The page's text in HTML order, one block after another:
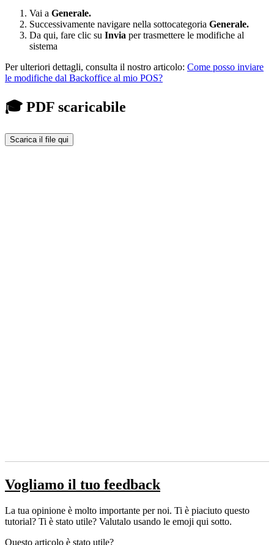
Vai a Generale.
Successivamente navigare nella sottocategoria Generale.
Da qui, fare clic su Invia per trasmettere le modifiche al
sistema
Per ulteriori dettagli, consulta il nostro articolo: Come posso inviare
le modifiche dal Backoffice al mio POS?
🎓 PDF scaricabile
Scarica il file qui
Vogliamo il tuo feedback
La tua opinione è molto importante per noi. Ti è piaciuto questo
tutorial? Ti è stato utile? Valutalo usando le emoji qui sotto.
Questo articolo è stato utile?